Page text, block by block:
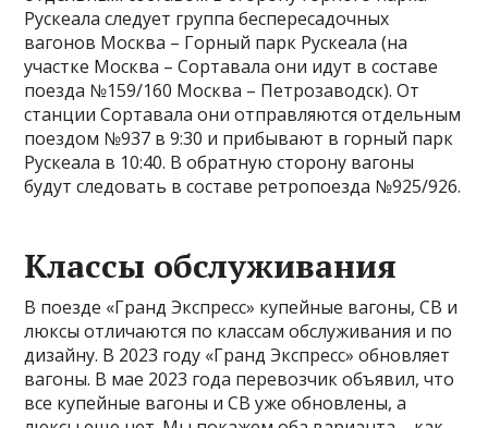
Рускеала следует группа беспересадочных
вагонов Москва – Горный парк Рускеала (на
участке Москва – Сортавала они идут в составе
поезда №159/160 Москва – Петрозаводск). От
станции Сортавала они отправляются отдельным
поездом №937 в 9:30 и прибывают в горный парк
Рускеала в 10:40. В обратную сторону вагоны
будут следовать в составе ретропоезда №925/926.
Классы обслуживания
В поезде «Гранд Экспресс» купейные вагоны, СВ и
люксы отличаются по классам обслуживания и по
дизайну. В 2023 году «Гранд Экспресс» обновляет
вагоны. В мае 2023 года перевозчик объявил, что
все купейные вагоны и СВ уже обновлены, а